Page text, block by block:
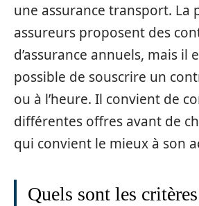
une assurance transport. La
assureurs proposent des
d’assurance annuels, mais il
possible de souscrire un
ou à l’heure. Il convient de
différentes offres avant de
qui convient le mieux à son
Quels sont les